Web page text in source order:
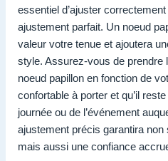
essentiel d’ajuster
ajustement parfait. Un noeud
valeur votre tenue et ajoutera
style. Assurez-vous de prendre
noeud papillon en fonction de
confortable à porter et qu’il
journée ou de l’événement
ajustement précis garantira
mais aussi une confiance